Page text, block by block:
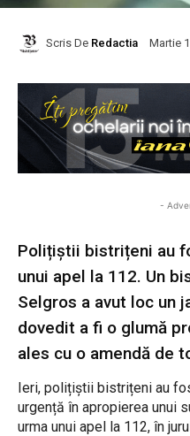
Scris De Redactia Martie
-
Polițiștii bistrițeni au
unui apel la 112. Un
Selgros a avut loc un
dovedit a fi o glumă
ales cu o amendă de
Ieri, polițiștii bistrițeni au
urgență în apropierea unui
urma unui apel la 112, în